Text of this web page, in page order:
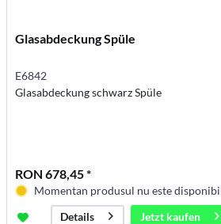
Glasabdeckung Spüle
E6842
Glasabdeckung schwarz Spüle
RON 678,45 *
Momentan produsul nu este
Details
Jetzt kaufen